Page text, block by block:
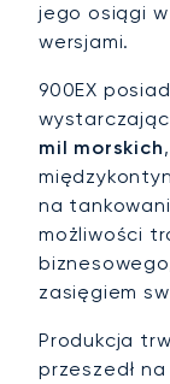
jego osiągi
wersjami.
900EX
mil morskich
na
możliwości
zasięgiem
Produkcja
przeszedł na